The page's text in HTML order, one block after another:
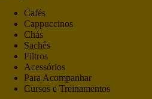
Cafés
Cappuccinos
Chás
Sachês
Filtros
Acessórios
Para Acompanhar
Cursos e Treinamentos